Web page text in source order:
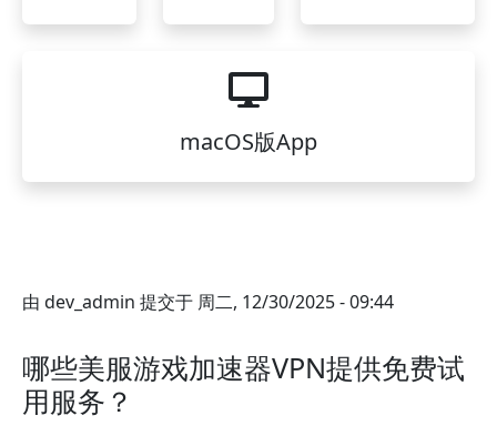
macOS版App
由 dev_admin 提交于 周二, 12/30/2025 - 09:44
哪些美服游戏加速器VPN提供免费试
用服务？